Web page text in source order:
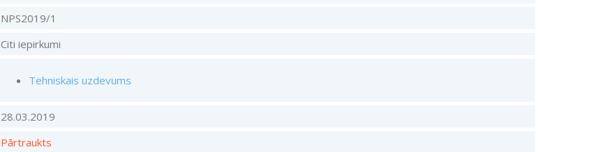
NPS2019/1
Citi iepirkumi
Tehniskais uzdevums
28.03.2019
Pārtraukts